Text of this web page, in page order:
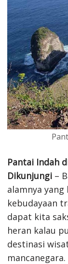
Pantai Indah
Dikunjungi –
alamnya
kebudayaan
dapat kita
heran kalau
destinasi
mancanegara.